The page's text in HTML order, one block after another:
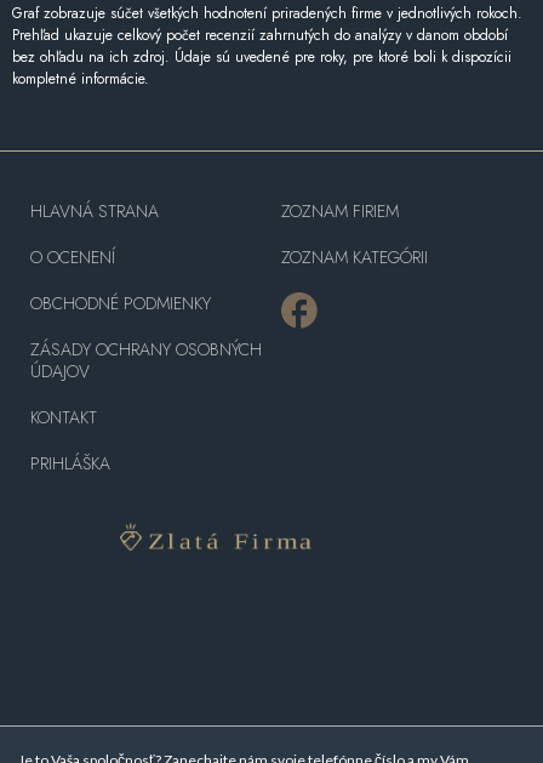
Graf zobrazuje súčet všetkých hodnotení priradených firme v jednotlivých rokoch.
Prehľad ukazuje celkový počet recenzií zahrnutých do analýzy v danom období
bez ohľadu na ich zdroj. Údaje sú uvedené pre roky, pre ktoré boli k dispozícii
kompletné informácie.
HLAVNÁ STRANA
O OCENENÍ
OBCHODNÉ PODMIENKY
ZÁSADY OCHRANY OSOBNÝCH
ÚDAJOV
KONTAKT
PRIHLÁŠKA
ZOZNAM FIRIEM
ZOZNAM KATEGÓRII